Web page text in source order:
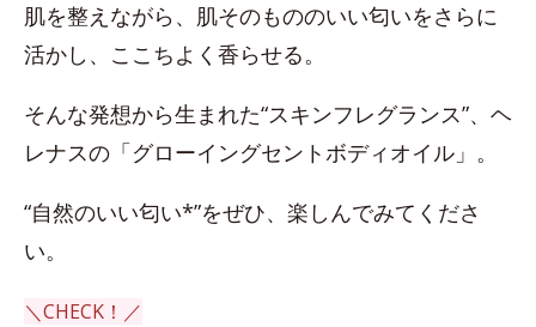
肌を整えながら、肌そのもののいい匂いをさらに
活かし、ここちよく香らせる。
そんな発想から生まれた“スキンフレグランス”、ヘ
レナスの「グローイングセントボディオイル」。
“自然のいい匂い*”をぜひ、楽しんでみてくださ
い。
＼CHECK！／